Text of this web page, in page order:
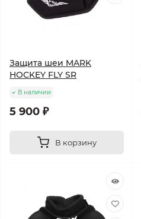
Защита шеи MARK
HOCKEY FLY SR
В наличии
5 900 ₽
В корзину